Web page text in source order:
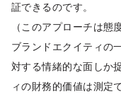
証できるのです。
（このアプローチは態
ブランドエクイティの
対する情緒的な面しか
ィの財務的価値は測定